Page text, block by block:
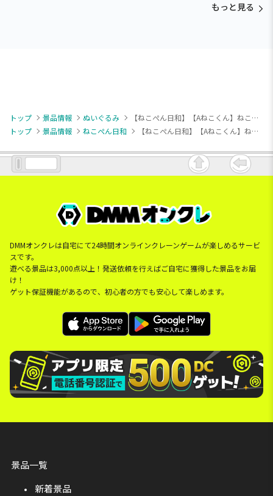
もっと見る
トップ 景品情報 ぬいぐるみ
【ねこぺん日和】【Aねこくん】ねこぺん日和 BIGぬいぐるみ
トップ
景品情報 ねこぺん日和 【ねこぺん日和】【Aねこくん】ねこぺん日和 BIGぬいぐるみ
DMMオンクレは自宅にて24時間オンラインクレーンゲームが楽しめるサービ
スです。
遊べる景品は3,000点以上！発送依頼を行えばご自宅に獲得した景品をお届
け！
ゲット保証機能があるので、初心者の方でも安心して楽しめます。
景品一覧
新着景品